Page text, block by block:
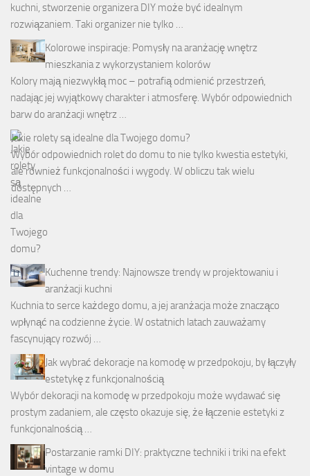
kuchni, stworzenie organizera DIY może być idealnym
rozwiązaniem. Taki organizer nie tylko …
Kolorowe inspiracje: Pomysły na aranżację wnętrz
mieszkania z wykorzystaniem kolorów
Kolory mają niezwykłą moc – potrafią odmienić przestrzeń,
nadając jej wyjątkowy charakter i atmosferę. Wybór odpowiednich
barw do aranżacji wnętrz …
Jakie rolety są idealne dla Twojego domu?
Wybór odpowiednich rolet do domu to nie tylko kwestia estetyki,
ale również funkcjonalności i wygody. W obliczu tak wielu
dostępnych …
Kuchenne trendy: Najnowsze trendy w projektowaniu i
aranżacji kuchni
Kuchnia to serce każdego domu, a jej aranżacja może znacząco
wpłynąć na codzienne życie. W ostatnich latach zauważamy
fascynujący rozwój …
Jak wybrać dekoracje na komodę w przedpokoju, by łączyły
estetykę z funkcjonalnością
Wybór dekoracji na komodę w przedpokoju może wydawać się
prostym zadaniem, ale często okazuje się, że łączenie estetyki z
funkcjonalnością …
Postarzanie ramki DIY: praktyczne techniki i triki na efekt
vintage w domu